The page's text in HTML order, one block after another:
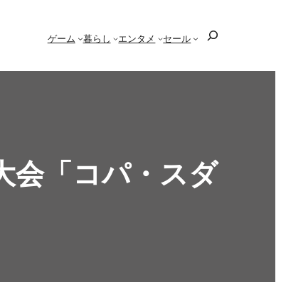
ゲーム 暮らし エンタメ セール
会「コパ・スダ